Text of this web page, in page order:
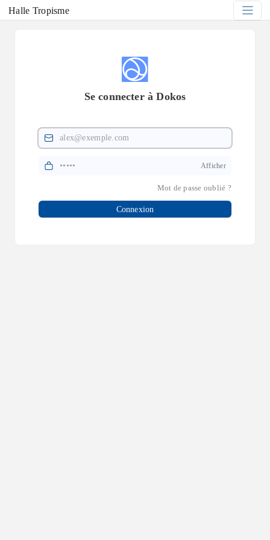
Halle Tropisme
Se connecter à Dokos
Courriel
Mot de Passe Afficher
Mot de passe oublié ?
Connexion